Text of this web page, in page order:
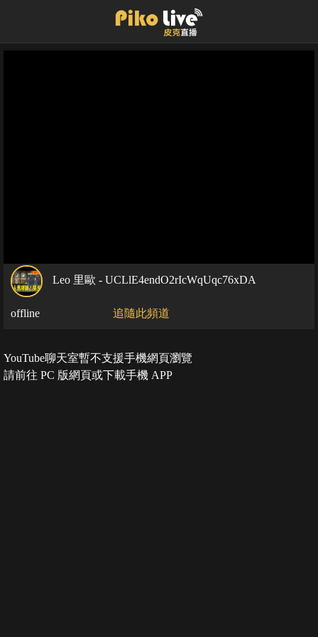
Leo 里歐 - UCLlE4endO2rIcWqUqc76xDA
offline 追隨此頻道
YouTube聊天室暫不支援手機網頁瀏覽
請前往 PC 版網頁或下載手機 APP